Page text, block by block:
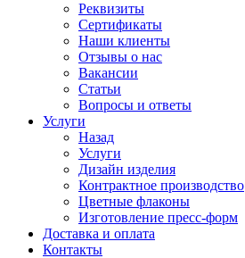
Реквизиты
Сертификаты
Наши клиенты
Отзывы о нас
Вакансии
Статьи
Вопросы и ответы
Услуги
Назад
Услуги
Дизайн изделия
Контрактное производство
Цветные флаконы
Изготовление пресс-форм
Доставка и оплата
Контакты